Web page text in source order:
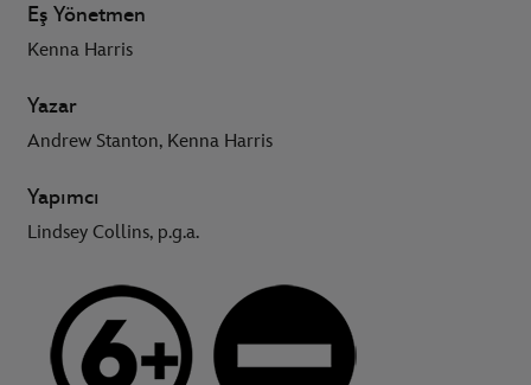
Eş Yönetmen
Kenna Harris
Yazar
Andrew Stanton, Kenna Harris
Yapımcı
Lindsey Collins, p.g.a.